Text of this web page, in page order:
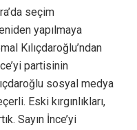
seçim
yapılmaya
Kılıçdaroğlu’ndan
partisinin
sosyal medya
Eski kırgınlıkları,
Sayın İnce’yi